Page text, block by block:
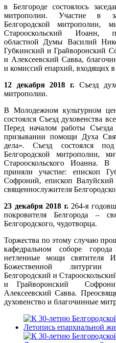
в Белгороде состоялось
митрополии. Участие в
Белгородской митрополии,
Старооскольский Иоанн,
областной Думы Василий
Губкинский и Грайворонский
и Алексеевский Савва,
и комиссий епархий, входящих
12 декабря 2018 г. Съезд
митрополии.
В Молодежном культурном
состоялся Съезд духовенства
Перед началом работы
призывании помощи Духа
дела». Съезд состоялся под
Белгородской митрополии,
Старооскольского Иоанна. В
приняли участие: епископ
Софроний, епископ
священнослужителя
23 декабря 2018 г. 264-я
покровителя Белгорода –
Белгородского, чудотворца.
Торжества по этому случаю
кафедральном соборе
нетленные мощи святителя
Божественной литургии
Белгородский и
и Грайворонский
Алексеевский Савва.
духовенство и благочинные